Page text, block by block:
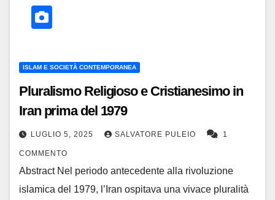
ISLAM E SOCIETÀ CONTEMPORANEA
Pluralismo Religioso e Cristianesimo in
Iran prima del 1979
LUGLIO 5, 2025 SALVATORE PULEIO 1
COMMENTO
Abstract Nel periodo antecedente alla rivoluzione
islamica del 1979, l’Iran ospitava una vivace pluralità